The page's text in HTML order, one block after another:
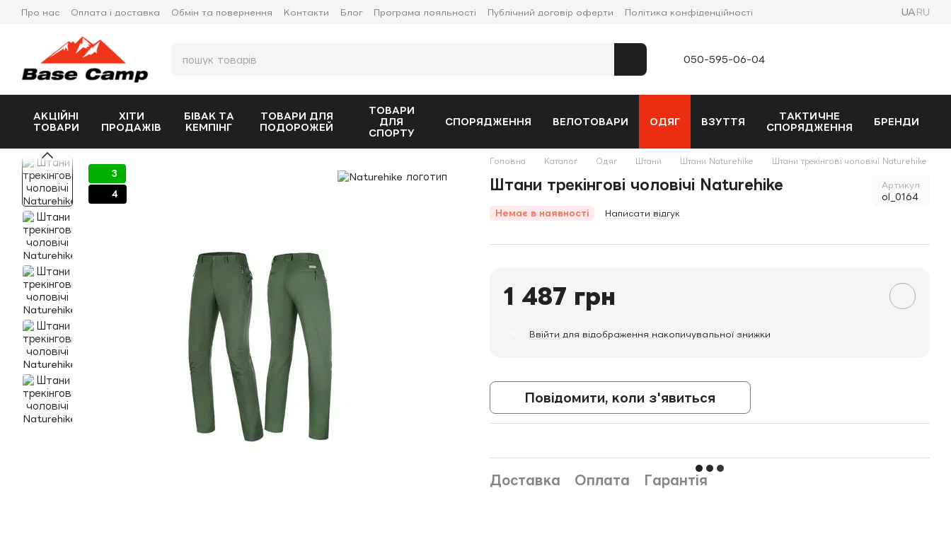
Перейти до основного контенту
Про нас Оплата і доставка Обмін та повернення Контакти Блог Програма лояльності Публічний договір оферти Політика конфіденційності UA RU
050-595-06-04
АКЦІЙНІ
ТОВАРИ
ХІТИ
ПРОДАЖІВ
БІВАК ТА
КЕМПІНГ
ТОВАРИ ДЛЯ
ПОДОРОЖЕЙ
ТОВАРИ
ДЛЯ
СПОРТУ
СПОРЯДЖЕННЯ ВЕЛОТОВАРИ ОДЯГ ВЗУТТЯ
ТАКТИЧНЕ
СПОРЯДЖЕННЯ
БРЕНДИ
3
4
Головна Каталог Одяг Штани Штани Naturehike Штани трекінгові чоловічі Naturehike
Штани трекінгові чоловічі Naturehike Артикул
ol_0164
Немає в наявності Написати відгук
1 487 грн
Ввійти для відображення накопичувальної знижки
Повідомити, коли з'явиться
Доставка Оплата Гарантія